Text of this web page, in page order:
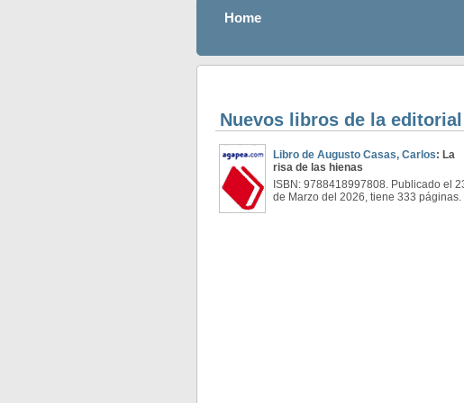
Home
Nuevos libros de la
Libro de Augusto Casas, Carlos: La
risa de las hienas
ISBN: 9788418997808. Publicado el
de Marzo del 2026, tiene 333 páginas.